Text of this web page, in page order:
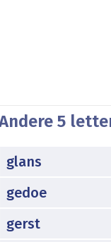
5
glans
gedoe
gerst